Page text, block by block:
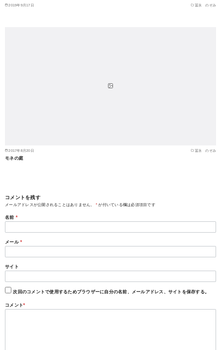
2019年9月17日 冨永 のぞみ
2017年8月20日 冨永 のぞみ
モネの庭
コメントを残す
メールアドレスが公開されることはありません。 * が付いている欄は必須項目です
名前 *
メール *
サイト
次回のコメントで使用するためブラウザーに自分の名前、メールアドレス、サイトを保存する。
コメント*